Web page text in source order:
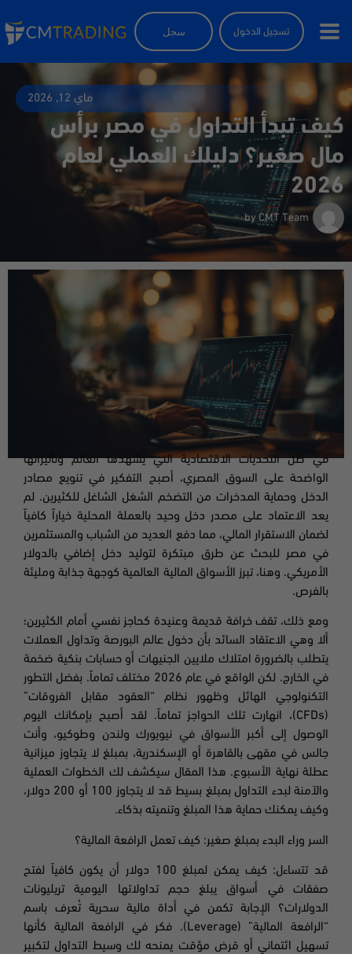
تسجيل الدخول سجل
ماي 12, 2026
كيف تبدأ التداول في مصر برأس
مال صغير؟ دليلك العملي لعام
2026
by CMT Team
في ظل التحديات الاقتصادية التي يشهدها العالم وتأثيراتها
الواضحة على السوق المصري، أصبح التفكير في تنويع مصادر
الدخل وحماية المدخرات من التضخم الشغل الشاغل للكثيرين. لم
يعد الاعتماد على مصدر دخل وحيد بالعملة المحلية خياراً كافياً
لضمان الاستقرار المالي، مما دفع العديد من الشباب والمستثمرين
في مصر للبحث عن طرق مبتكرة لتوليد دخل إضافي بالدولار
الأمريكي. وهنا، تبرز الأسواق المالية العالمية كوجهة جذابة ومليئة
بالفرص.
ومع ذلك، تقف خرافة قديمة وعنيدة كحاجز نفسي أمام الكثيرين؛
ألا وهي الاعتقاد السائد بأن دخول عالم البورصة وتداول العملات
يتطلب بالضرورة امتلاك ملايين الجنيهات أو حسابات بنكية ضخمة
في الخارج. لكن الواقع في عام 2026 مختلف تماماً. بفضل التطور
التكنولوجي الهائل وظهور نظام “العقود مقابل الفروقات”
(CFDs)، انهارت تلك الحواجز تماماً. لقد أصبح بإمكانك اليوم
الوصول إلى أكبر الأسواق في نيويورك ولندن وطوكيو، وأنت
جالس في مقهى بالقاهرة أو الإسكندرية، بمبلغ لا يتجاوز ميزانية
عطلة نهاية الأسبوع. هذا المقال سيكشف لك الخطوات العملية
والآمنة لبدء التداول بمبلغ بسيط قد لا يتجاوز 100 أو 200 دولار،
وكيف يمكنك حماية هذا المبلغ وتنميته بذكاء.
السر وراء البدء بمبلغ صغير: كيف تعمل الرافعة المالية؟
قد تتساءل: كيف يمكن لمبلغ 100 دولار أن يكون كافياً لفتح
صفقات في أسواق يبلغ حجم تداولاتها اليومية تريليونات
الدولارات؟ الإجابة تكمن في أداة مالية سحرية تُعرف باسم
“الرافعة المالية” (Leverage). فكر في الرافعة المالية كأنها
تسهيل ائتماني أو قرض مؤقت يمنحه لك وسيط التداول لتكبير